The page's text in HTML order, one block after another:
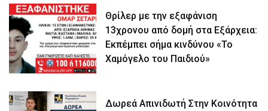
Θρίλερ με την εξαφάνιση
13χρονου από δομή στα Εξάρχεια:
Εκπέμπει σήμα κινδύνου «Το
Χαμόγελο του Παιδιού»
Δωρεά Απινιδωτή Στην Κοινότητα